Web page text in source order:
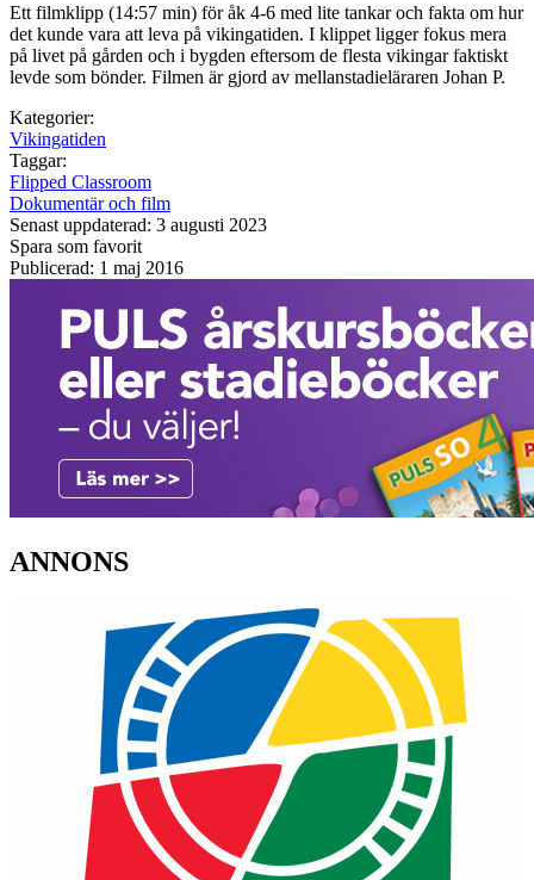
Ett filmklipp (14:57 min) för åk 4-6 med lite tankar och fakta om hur
det kunde vara att leva på vikingatiden. I klippet ligger fokus mera
på livet på gården och i bygden eftersom de flesta vikingar faktiskt
levde som bönder. Filmen är gjord av mellanstadieläraren Johan P.
Kategorier:
Vikingatiden
Taggar:
Flipped Classroom
Dokumentär och film
Senast uppdaterad: 3 augusti 2023
Spara som favorit
Publicerad: 1 maj 2016
ANNONS